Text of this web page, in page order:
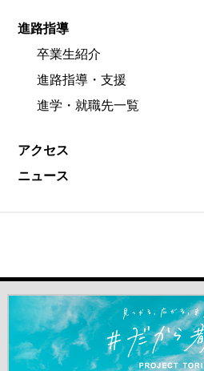
進路指導
卒業生紹介
進路指導・支援
進学・就職先一覧
アクセス
ニュース
＃だから都立高（別ウインドウが